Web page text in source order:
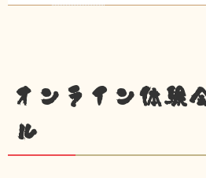
オンライン体験
ル